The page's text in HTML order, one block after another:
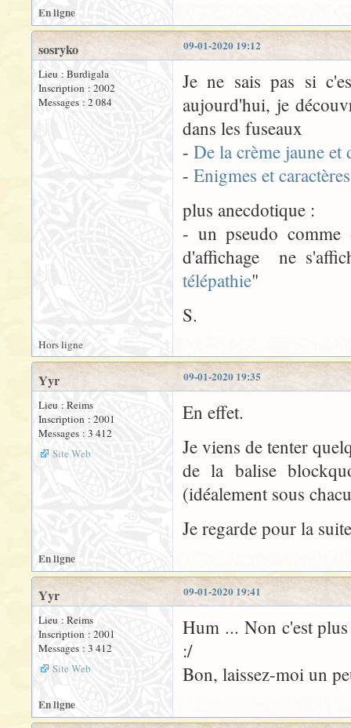
En ligne
09-01-2020 19:12
sosryko
Lieu : Burdigala
Inscription : 2002
Messages : 2 084
Je ne sais pas si
aujourd'hui, je
dans les fuseaux
- De la crème jaune et
- Enigmes et caractères
plus anecdotique :
- un pseudo
d'affichage ne
télépathie"
S.
Hors ligne
09-01-2020 19:35
Yyr
Lieu : Reims
Inscription : 2001
Messages : 3 412
Site Web
En effet.
Je viens de tenter
de la balise
(idéalement sous
Je regarde pour la
En ligne
09-01-2020 19:41
Yyr
Lieu : Reims
Inscription : 2001
Messages : 3 412
Site Web
Hum ... Non c'est
:/
Bon, laissez-moi un
En ligne